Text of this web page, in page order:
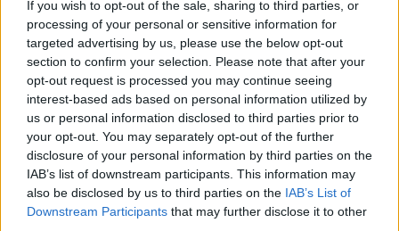
If you wish to opt-out of the sale, sharing to third parties, or
processing of your personal or sensitive information for
targeted advertising by us, please use the below opt-out
section to confirm your selection. Please note that after your
opt-out request is processed you may continue seeing
interest-based ads based on personal information utilized by
us or personal information disclosed to third parties prior to
your opt-out. You may separately opt-out of the further
disclosure of your personal information by third parties on the
IAB’s list of downstream participants. This information may
also be disclosed by us to third parties on the IAB’s List of
Downstream Participants that may further disclose it to other
kenyérből, élni fog örökké!"
Andreas 2024. június 16.
&#0;&#0;&#0;&#0;&#0;&#0;&#0;&#0;&#0; *
MINDEN NAPRA: 1 MONDATBAN IS; 2 KIÍRT
ÚTMUTATÓ IGE; 3 *Protestáns-
RÚF*Károli*Katolikus* FORDÍTÁSBAN* HANGZÓ
ÖRÖMHÍRTÁR * http://www.garainyh.hu ***
https://garainyh.blog.hu/ ***
http://utmutato.blog.hu ***…